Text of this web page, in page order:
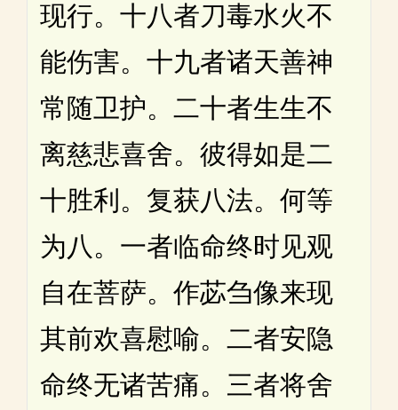
现行。十八者刀毒水火不
能伤害。十九者诸天善神
常随卫护。二十者生生不
离慈悲喜舍。彼得如是二
十胜利。复获八法。何等
为八。一者临命终时见观
自在菩萨。作苾刍像来现
其前欢喜慰喻。二者安隐
命终无诸苦痛。三者将舍